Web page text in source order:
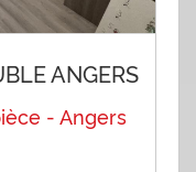
ANGERS
- Angers